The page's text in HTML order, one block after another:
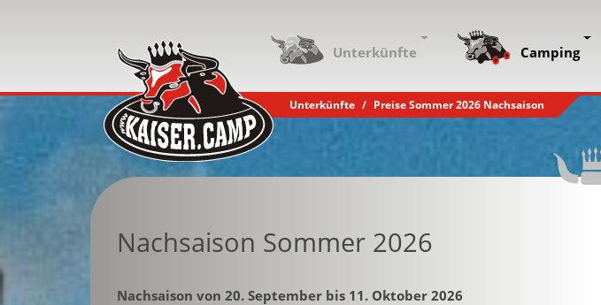
Direkt zur Hauptnavigation springen
Direkt zum Inhalt springen
Unterkünfte Camping
Unterkünfte Preise Sommer 2026 Nachsaison
Nachsaison Sommer 2026
Nachsaison von 20. September bis 11. Oktober 2026